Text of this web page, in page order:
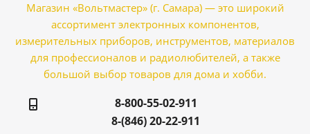
Магазин «Вольтмастер» (г. Самара) — это широкий
ассортимент электронных компонентов,
измерительных приборов, инструментов, материалов
для профессионалов и радиолюбителей, а также
большой выбор товаров для дома и хобби.
8-800-55-02-911
8-(846) 20-22-911